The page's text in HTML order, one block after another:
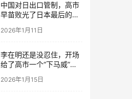
中国对日出口管制，高市
早苗败光了日本最后的国
2026年1月11日
李在明还是没忍住，开场
给了高市一个“下马威”，
2026年1月15日